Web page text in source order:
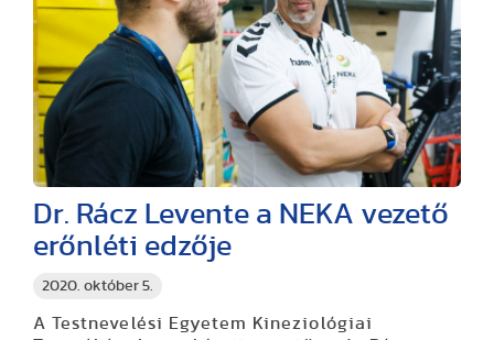
2020. október 5.
Dr. Rácz Levente a NEKA vezető
erőnléti edzője
A Testnevelési Egyetem Kineziológiai